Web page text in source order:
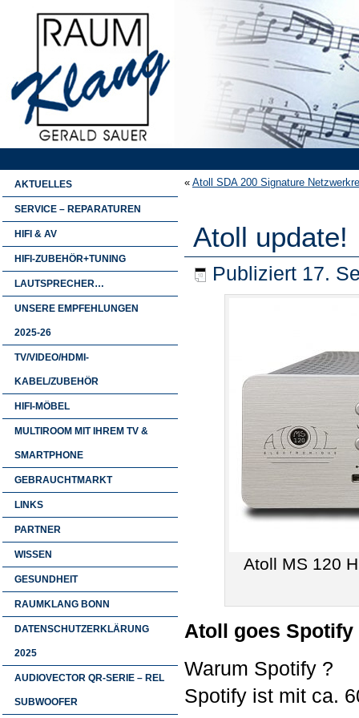
AKTUELLES
SERVICE – REPARATUREN
HIFI & AV
HIFI-ZUBEHÖR+TUNING
LAUTSPRECHER…
UNSERE EMPFEHLUNGEN
2025-26
TV/VIDEO/HDMI-
KABEL/ZUBEHÖR
HIFI-MÖBEL
MULTIROOM MIT IHREM TV &
SMARTPHONE
GEBRAUCHTMARKT
LINKS
PARTNER
WISSEN
GESUNDHEIT
RAUMKLANG BONN
DATENSCHUTZERKLÄRUNG
2025
AUDIOVECTOR QR-SERIE – REL
SUBWOOFER
« Atoll SDA 200 Signature
Atoll update!
Publiziert 17.
Atoll MS 120
Atoll goes Spotify
Warum Spotify ?
Spotify ist mit ca.